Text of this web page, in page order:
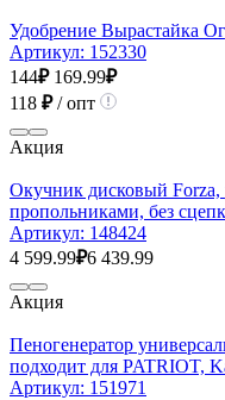
Удобрение Вырастайка
Артикул: 152330
144₽ 169.99₽
118 ₽/ опт
Акция
Окучник дисковый Forza,
пропольниками, без
Артикул: 148424
4 599.99₽6 439.99
Акция
Пеногенератор
подходит для PATRIOT,
Артикул: 151971